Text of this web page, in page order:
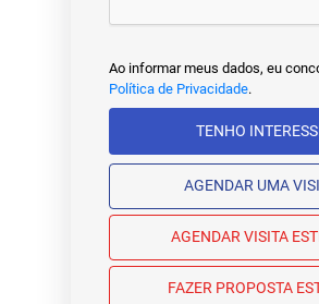
Ao informar meus dados, eu
Política de Privacidade.
TENHO
AGENDAR UMA
AGENDAR VISITA
FAZER PROPOSTA